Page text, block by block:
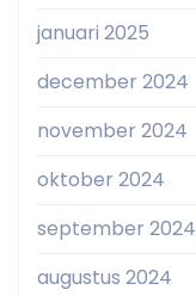
januari 2025
december 2024
november 2024
oktober 2024
september 2024
augustus 2024